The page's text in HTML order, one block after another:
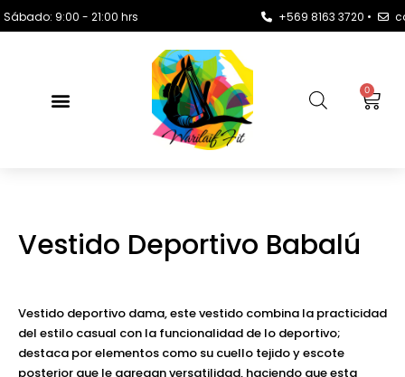
9:00 - 21:00 hrs +569 8163 3720 •
0
Vestido Deportivo Babalú
Vestido deportivo dama, este vestido combina la practicidad
del estilo casual con la funcionalidad de lo deportivo;
destaca por elementos como su cuello tejido y escote
posterior que le agregan versatilidad, haciendo que esta